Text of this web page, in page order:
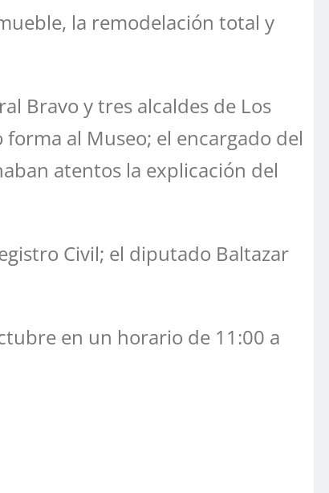
la remodelación total y
Bravo y tres alcaldes de Los
al Museo; el encargado del
atentos la explicación del
Civil; el diputado Baltazar
en un horario de 11:00 a